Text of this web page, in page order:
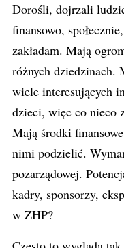
Dorośli, dojrzali
finansowo,
zakładam. Mają
różnych dziedzinach.
wiele interesujących
dzieci, więc co nieco
Mają środki
nimi podzielić.
pozarządowej.
kadry, sponsorzy,
w ZHP?